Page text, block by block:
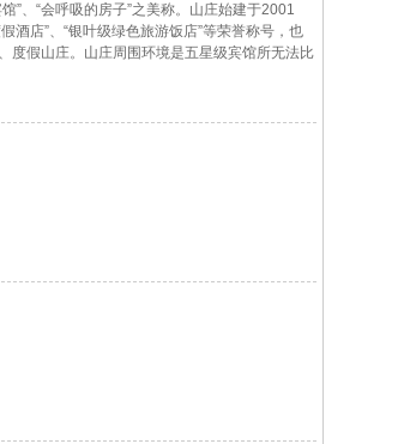
”、“会呼吸的房子”之美称。山庄始建于2001
酒店”、“银叶级绿色旅游饭店”等荣誉称号，也
度假山庄。山庄周围环境是五星级宾馆所无法比